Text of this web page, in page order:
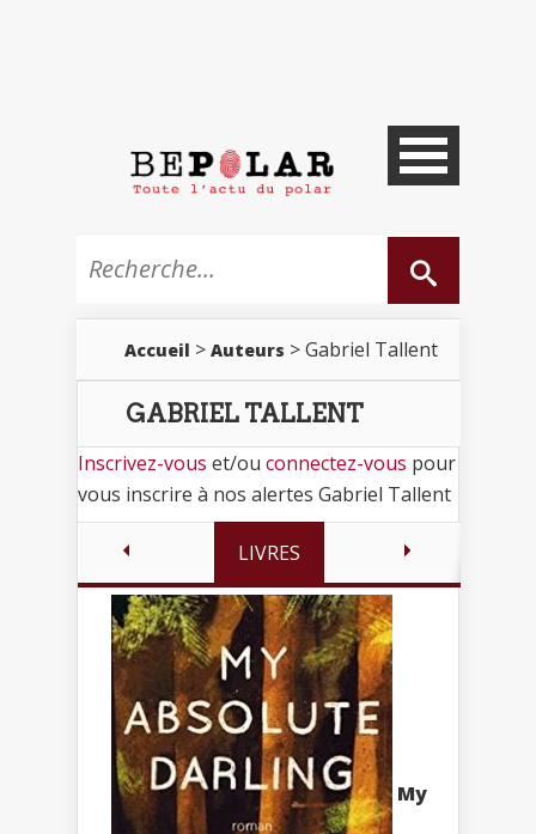
Accueil > Auteurs > Gabriel Tallent
GABRIEL TALLENT
Inscrivez-vous et/ou connectez-vous pour
vous inscrire à nos alertes Gabriel Tallent
LIVRES
My